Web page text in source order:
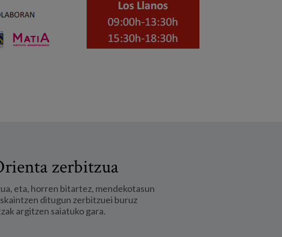
zerbitzua
eta, horren bitartez, mendekotasun
ditugun zerbitzuei buruz
argitzen saiatuko gara.